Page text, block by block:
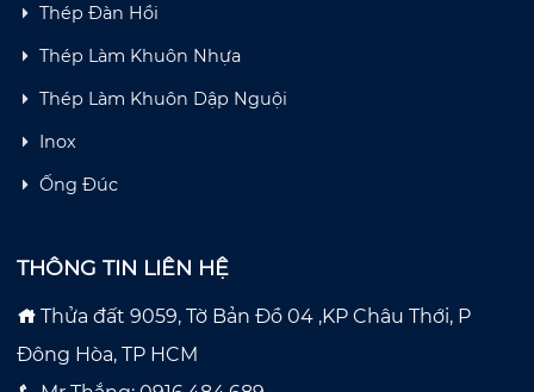
Thép Đàn Hồi
Thép Làm Khuôn Nhựa
Thép Làm Khuôn Dập Nguội
Inox
Ống Đúc
THÔNG TIN LIÊN HỆ
Thửa đất 9059, Tờ Bản Đồ 04 ,KP Châu Thới, P
Đông Hòa, TP HCM